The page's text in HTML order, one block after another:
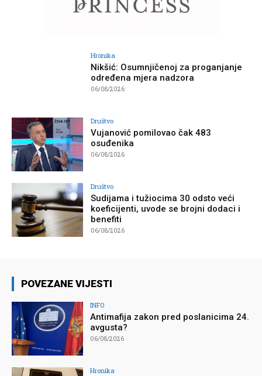
Hronika
Nikšić: Osumnjičenoj za proganjanje
određena mjera nadzora
06/08/2026
Društvo
Vujanović pomilovao čak 483
osuđenika
06/08/2026
Društvo
Sudijama i tužiocima 30 odsto veći
koeficijenti, uvode se brojni dodaci i
benefiti
06/08/2026
POVEZANE VIJESTI
INFO
Antimafija zakon pred poslanicima 24.
avgusta?
06/08/2026
Hronika